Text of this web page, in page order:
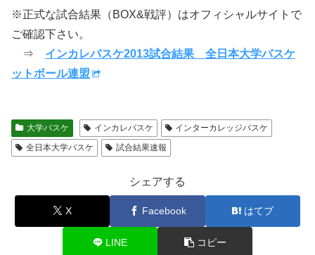
※正式な試合結果（BOX&戦評）はオフィシャルサイトで
ご確認下さい。
⇒ インカレバスケ2013試合結果 全日本大学バスケ
ットボール連盟
大学バスケ インカレバスケ
インターカレッジバスケ
全日本大学バスケ
試合結果速報
シェアする
X Facebook はてブ
LINE コピー